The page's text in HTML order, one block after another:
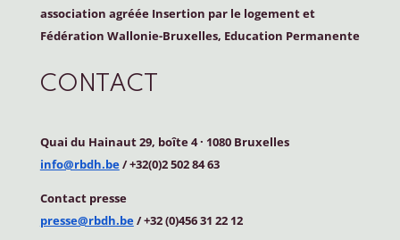
association agréée Insertion par le logement et
Fédération Wallonie-Bruxelles, Education Permanente
CONTACT
Quai du Hainaut 29, boîte 4· 1080 Bruxelles
info@rbdh.be/ +32(0)2 502 84 63
Contact presse
presse@rbdh.be/ +32 (0)456 31 22 12